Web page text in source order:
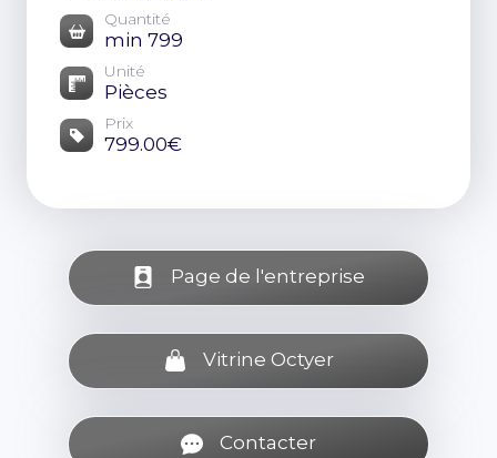
Quantité
min 799
Unité
Pièces
Prix
799.00€
Page de l'entreprise
Vitrine Octyer
Contacter